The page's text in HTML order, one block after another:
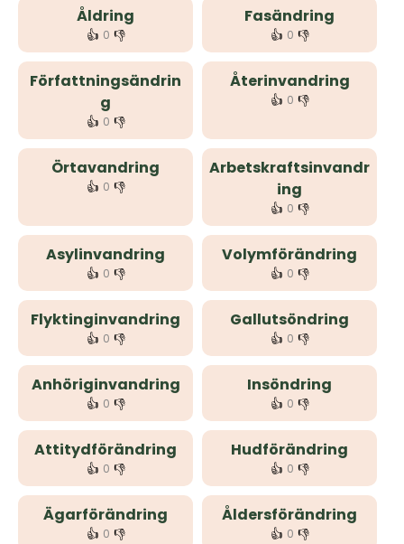
Åldring
👍 0 👎
Fasändring
👍 0 👎
Författningsändrin
g
👍 0 👎
Återinvandring
👍 0 👎
Örtavandring
👍 0 👎
Arbetskraftsinvandr
ing
👍 0 👎
Asylinvandring
👍 0 👎
Volymförändring
👍 0 👎
Flyktinginvandring
👍 0 👎
Gallutsöndring
👍 0 👎
Anhöriginvandring
👍 0 👎
Insöndring
👍 0 👎
Attitydförändring
👍 0 👎
Hudförändring
👍 0 👎
Ägarförändring
👍 0 👎
Åldersförändring
👍 0 👎